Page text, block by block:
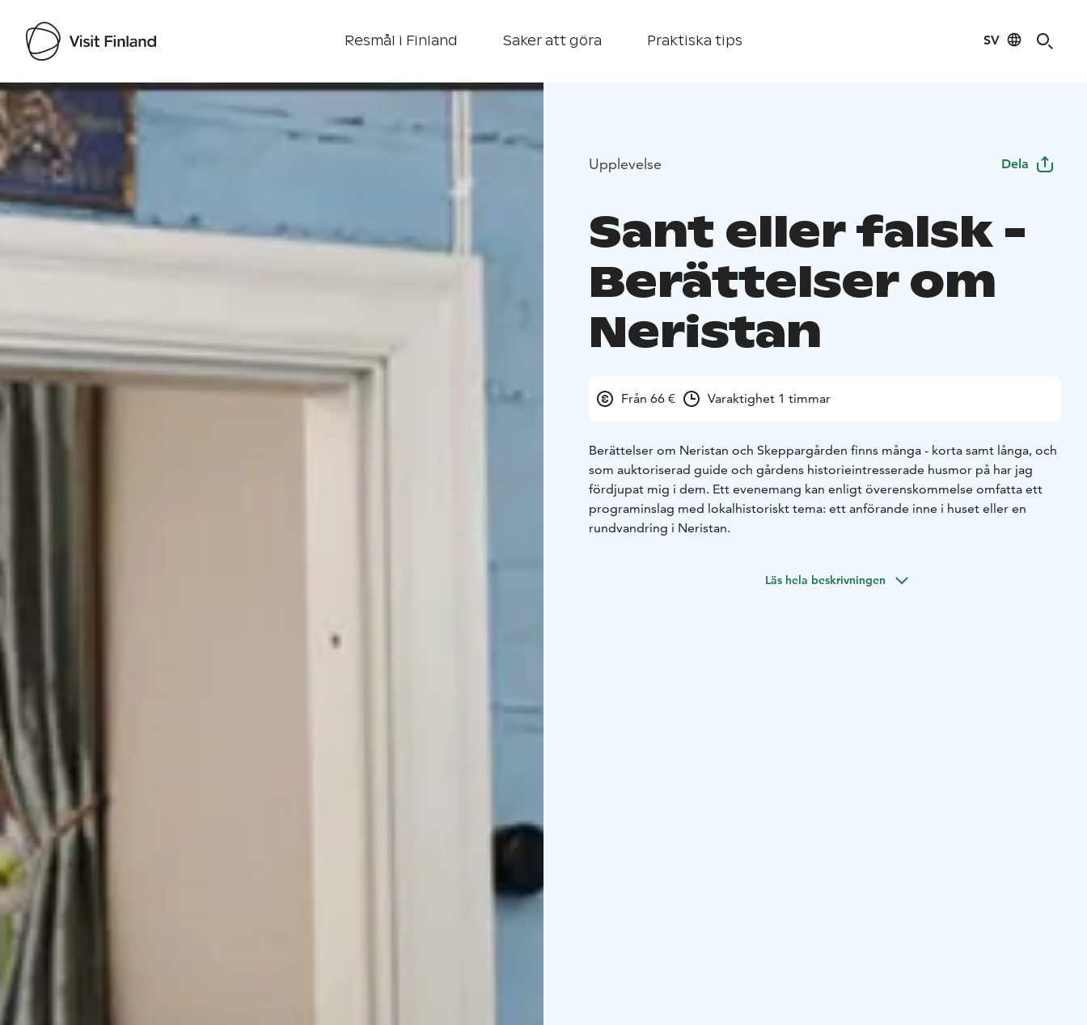
Resmål i Finland Saker att göra Praktiska tips SV
Visit Finland
Upplevelse Dela
Sant eller falsk -
Berättelser om
Neristan
Från 66 € Varaktighet 1 timmar
Berättelser om Neristan och Skeppargården finns många - korta samt långa, och
som auktoriserad guide och gårdens historieintresserade husmor på har jag
fördjupat mig i dem. Ett evenemang kan enligt överenskommelse omfatta ett
programinslag med lokalhistoriskt tema: ett anförande inne i huset eller en
rundvandring i Neristan.
Läs hela beskrivningen